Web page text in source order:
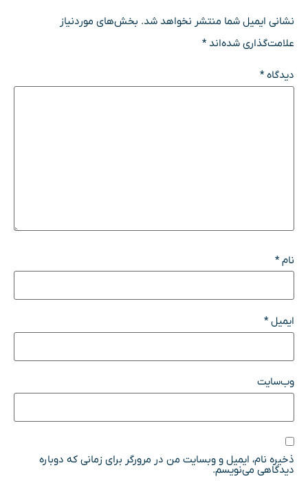
نشانی ایمیل شما منتشر نخواهد شد. بخش‌های موردنیاز
علامت‌گذاری شده‌اند*
دیدگاه*
نام*
ایمیل*
وب‌سایت
ذخیره نام، ایمیل و وبسایت من در مرورگر برای زمانی که دوباره
دیدگاهی می‌نویسم.